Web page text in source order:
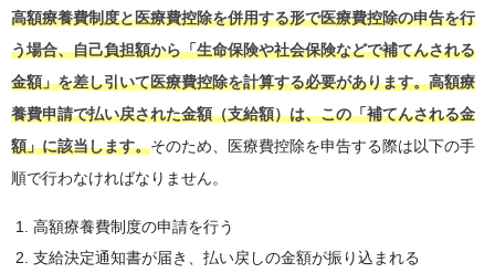
高額療養費制度と医療費控除を併用する形で医療費控除の申告を行
う場合、自己負担額から「生命保険や社会保険などで補てんされる
金額」を差し引いて医療費控除を計算する必要があります。高額療
養費申請で払い戻された金額（支給額）は、この「補てんされる金
額」に該当します。そのため、医療費控除を申告する際は以下の手
順で行わなければなりません。
高額療養費制度の申請を行う
支給決定通知書が届き、払い戻しの金額が振り込まれる